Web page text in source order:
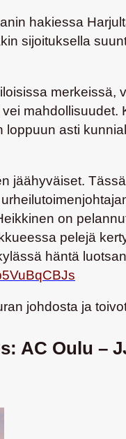
hakiessa
sijoituksella
asti
jäähyväiset.
on
pelejä
häntä
johdosta ja
AC Oulu –